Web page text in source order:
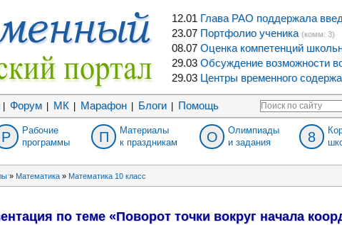
12.01 Глава РАО поддержала
23.07 Портфолио ученика (комм: 3)
08.07 Оценка компетенций
29.03 Обсуждение возможности
29.03 Центры временного
Форум МК Марафон Блоги Помощь
Р
Рабочие
программы
П
Материалы
к праздникам
О
Олимпиады
и задания
8
» Математика » Математика 10 класс
по теме «Поворот точки вокруг начала